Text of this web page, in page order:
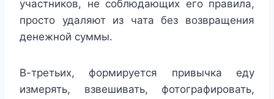
участников, не соблюдающих его правила,
просто удаляют из чата без возвращения
денежной суммы.
В-третьих, формируется привычка еду
измерять, взвешивать, фотографировать,